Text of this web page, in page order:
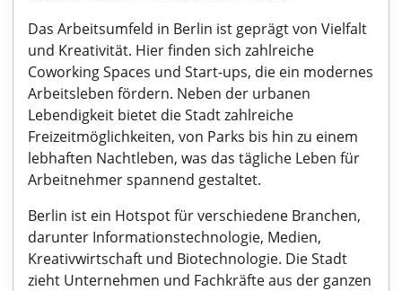
Das Arbeitsumfeld in Berlin ist geprägt von Vielfalt
und Kreativität. Hier finden sich zahlreiche
Coworking Spaces und Start-ups, die ein modernes
Arbeitsleben fördern. Neben der urbanen
Lebendigkeit bietet die Stadt zahlreiche
Freizeitmöglichkeiten, von Parks bis hin zu einem
lebhaften Nachtleben, was das tägliche Leben für
Arbeitnehmer spannend gestaltet.
Berlin ist ein Hotspot für verschiedene Branchen,
darunter Informationstechnologie, Medien,
Kreativwirtschaft und Biotechnologie. Die Stadt
zieht Unternehmen und Fachkräfte aus der ganzen